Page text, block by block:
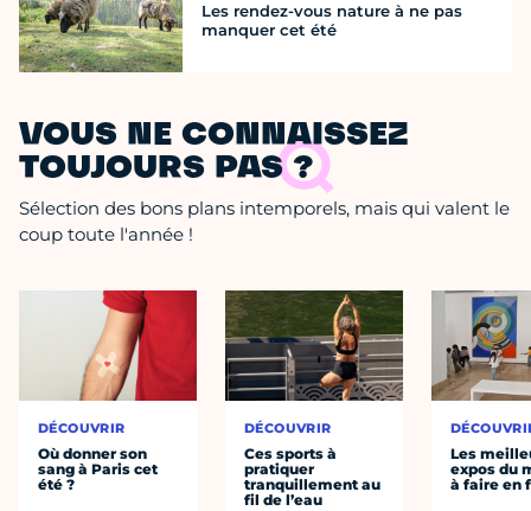
Les rendez-vous nature à ne pas
manquer cet été
VOUS NE CONNAISSEZ
TOUJOURS PAS ?
Sélection des bons plans intemporels, mais qui valent le
coup toute l'année !
DÉCOUVRIR
Où donner son
sang à Paris cet
été ?
DÉCOUVRIR
Ces sports à
pratiquer
tranquillement au
fil de l’eau
Les
expos du
à faire en